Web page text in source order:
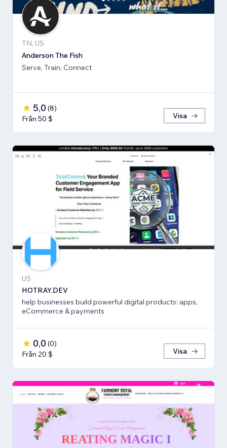
TN, US
Anderson The Fish
Serve, Train, Connect
5,0 (8)
Från 50 $
Visa
US
HOTRAY.DEV
help businesses build powerful digital products: apps,
eCommerce & payments
0,0 (0)
Från 20 $
Visa